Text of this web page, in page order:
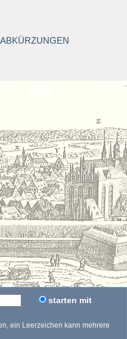
ABKÜRZUNGEN
starten mit
ein Leerzeichen kann mehrere